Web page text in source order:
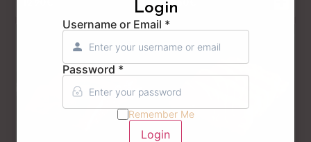
12.50
Login
Username or Email *
Password *
Remember Me
Login